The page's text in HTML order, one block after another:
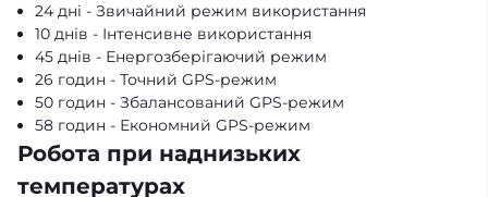
24 дні - Звичайний режим використання
10 днів - Інтенсивне використання
45 днів - Енергозберігаючий режим
26 годин - Точний GPS-режим
50 годин - Збалансований GPS-режим
58 годин - Економний GPS-режим
Робота при наднизьких
температурах